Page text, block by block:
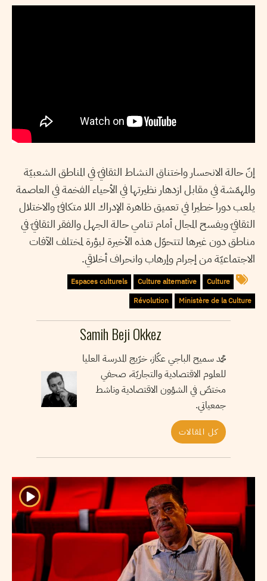
إنّ حالة الانحسار واختناق النشاط الثقافيّ في المناطق الشعبيّة
والمهمّشة في مقابل ازدهار نظيرتها في الأحياء الفخمة في العاصمة
يلعب دورا خطيرا في تعميق ظاهرة الإدراك اللا متكافئ والاختلال
الثقافيّ ويفسح المجال أمام تنامي حالة الجهل والفقر الثقافيّ في
مناطق دون غيرها لتتحوّل هذه الأخيرة لبؤرة لمختلف الآفات
الاجتماعيّة من إجرام وإرهاب وانحراف أخلاقي.
Culture
Culture alternative
Espaces culturels
Ministère de la Culture
Révolution
Samih Beji Okkez
محمد سميح الباجي عكّاز، خرّيج المدرسة العليا
للعلوم الاقتصادية والتجاريّة، صحفي
مختصّ في الشؤون الاقتصادية وناشط
جمعياتي.
كل المقالات